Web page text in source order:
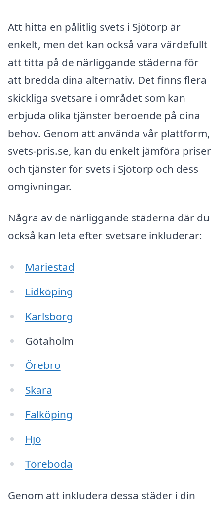
Att hitta en pålitlig svets i Sjötorp är
enkelt, men det kan också vara värdefullt
att titta på de närliggande städerna för
att bredda dina alternativ. Det finns flera
skickliga svetsare i området som kan
erbjuda olika tjänster beroende på dina
behov. Genom att använda vår plattform,
svets-pris.se, kan du enkelt jämföra priser
och tjänster för svets i Sjötorp och dess
omgivningar.
Några av de närliggande städerna där du
också kan leta efter svetsare inkluderar:
Mariestad
Lidköping
Karlsborg
Götaholm
Örebro
Skara
Falköping
Hjo
Töreboda
Genom att inkludera dessa städer i din